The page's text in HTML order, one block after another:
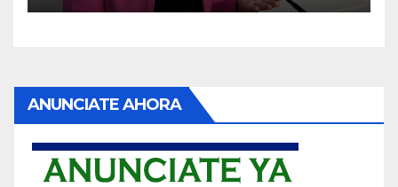
ANUNCIATE AHORA